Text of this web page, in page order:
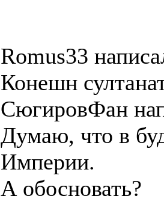
Romus33
Конешн
СюгировФан
Думаю, что в
Империи.
А обосновать?